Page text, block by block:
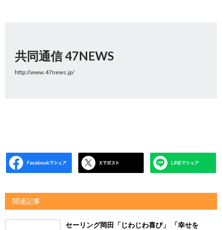
共同通信 47NEWS
http://www.47news.jp/
関連記事
セーリング岡田「じわじわ喜び」 「幸せを